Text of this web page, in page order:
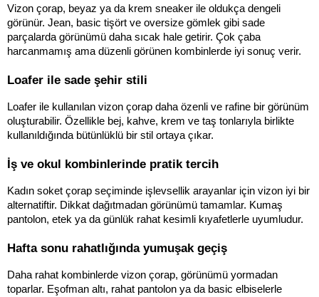
Vizon çorap, beyaz ya da krem sneaker ile oldukça dengeli
görünür. Jean, basic tişört ve oversize gömlek gibi sade
parçalarda görünümü daha sıcak hale getirir. Çok çaba
harcanmamış ama düzenli görünen kombinlerde iyi sonuç verir.
Loafer ile sade şehir stili
Loafer ile kullanılan vizon çorap daha özenli ve rafine bir görünüm
oluşturabilir. Özellikle bej, kahve, krem ve taş tonlarıyla birlikte
kullanıldığında bütünlüklü bir stil ortaya çıkar.
İş ve okul kombinlerinde pratik tercih
Kadın soket çorap seçiminde işlevsellik arayanlar için vizon iyi bir
alternatiftir. Dikkat dağıtmadan görünümü tamamlar. Kumaş
pantolon, etek ya da günlük rahat kesimli kıyafetlerle uyumludur.
Hafta sonu rahatlığında yumuşak geçiş
Daha rahat kombinlerde vizon çorap, görünümü yormadan
toparlar. Eşofman altı, rahat pantolon ya da basic elbiselerle